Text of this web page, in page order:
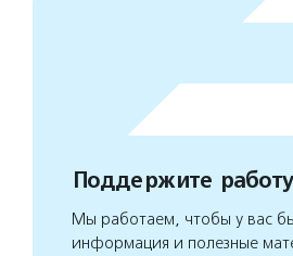
Поддержите
Мы работаем, чтобы у вас
информация и полезные